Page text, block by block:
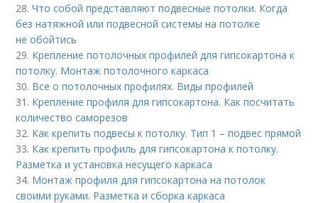
28.Что собой представляют подвесные потолки. Когда
без натяжной или подвесной системы на потолке
не обойтись
29. Крепление потолочных профилей для гипсокартона к
потолку. Монтаж потолочного каркаса
30. Все о потолочных профилях. Виды профилей
31. Крепление профиля для гипсокартона. Как посчитать
количество саморезов
32. Как крепить подвесы к потолку. Тип 1 – подвес прямой
33. Как крепить профиль для гипсокартона к потолку.
Разметка и установка несущего каркаса
34. Монтаж профиля для гипсокартона на потолок
своими руками. Разметка и сборка каркаса